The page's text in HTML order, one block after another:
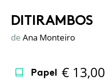
DITIRAMBOS
de Ana Monteiro
Papel € 13,00